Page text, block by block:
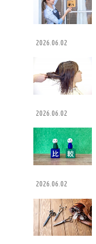
2026.06.02
2026.06.02
2026.06.02